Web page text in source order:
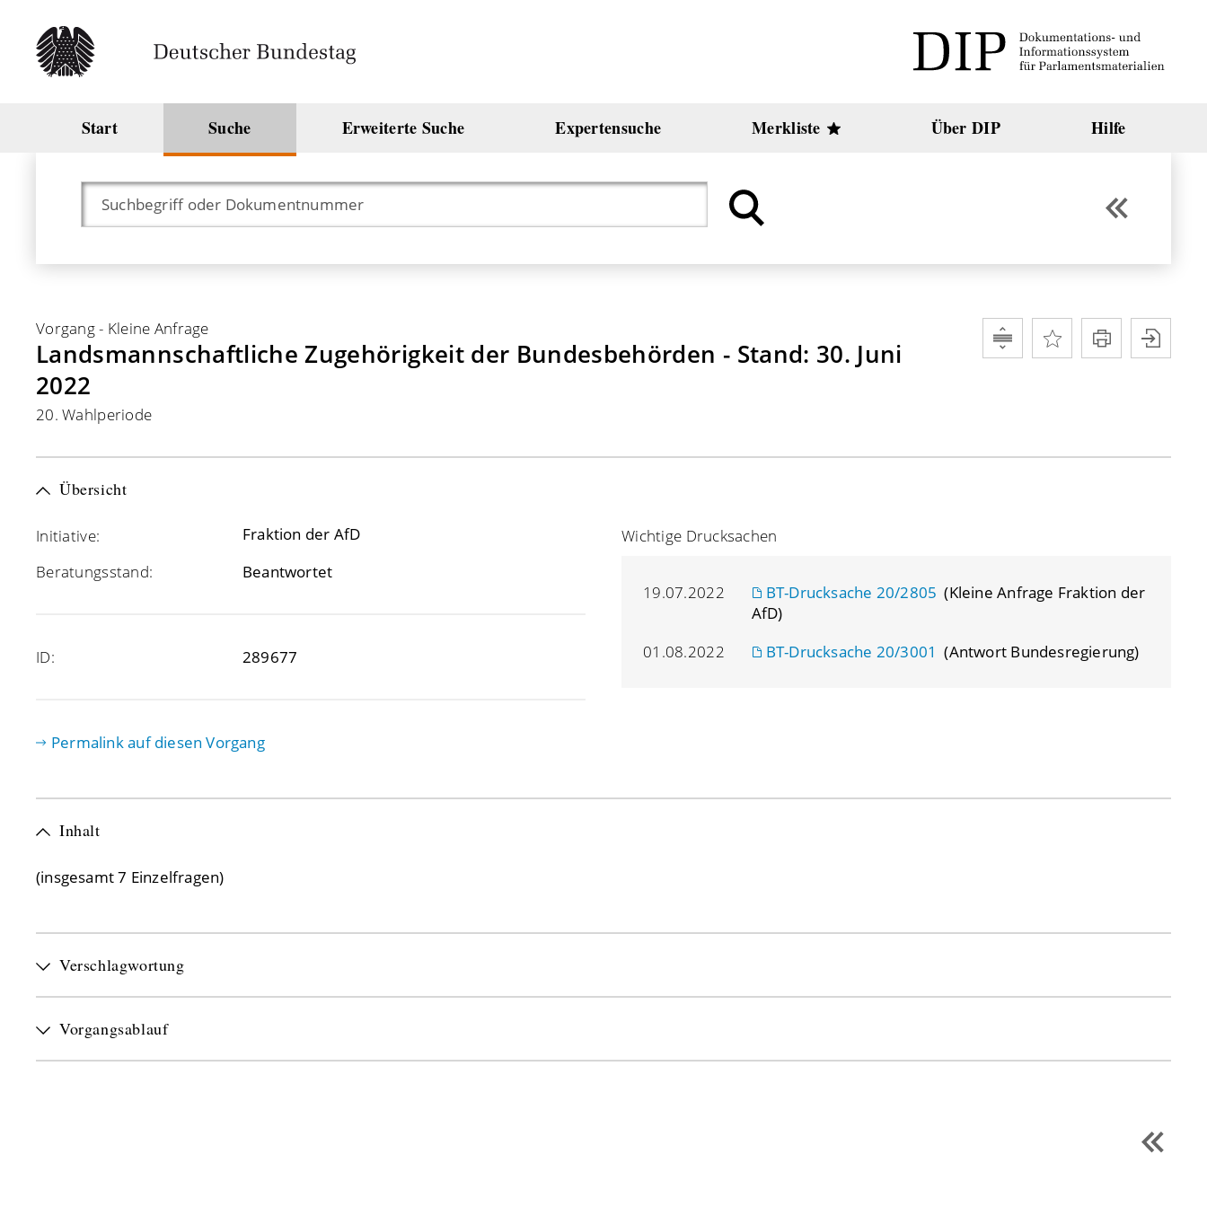
Start Suche Erweiterte Suche Expertensuche Merkliste Über DIP Hilfe
Vorgang- Kleine Anfrage
Landsmannschaftliche Zugehörigkeit der Bundesbehörden - Stand: 30. Juni
2022
20. Wahlperiode
Übersicht
Initiative:
Fraktion der AfD
Beratungsstand:
Beantwortet
ID: 289677
Permalink auf diesen Vorgang
Wichtige Drucksachen
19.07.2022 BT-Drucksache 20/2805 (Kleine Anfrage Fraktion der
AfD)
01.08.2022
BT-Drucksache 20/3001 (Antwort Bundesregierung)
Inhalt
(insgesamt 7 Einzelfragen)
Verschlagwortung
Vorgangsablauf